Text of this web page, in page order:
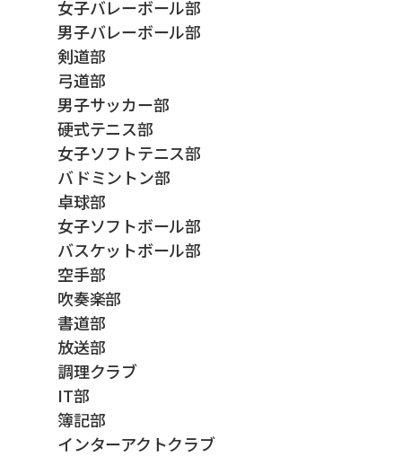
女子バレーボール部
男子バレーボール部
剣道部
弓道部
男子サッカー部
硬式テニス部
女子ソフトテニス部
バドミントン部
卓球部
女子ソフトボール部
バスケットボール部
空手部
吹奏楽部
書道部
放送部
調理クラブ
IT部
簿記部
インターアクトクラブ